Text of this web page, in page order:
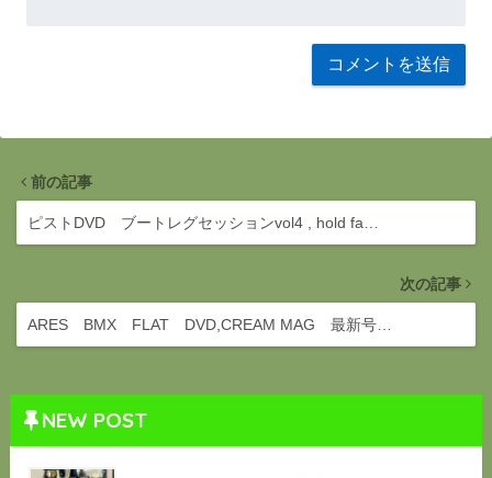
前の記事
ピストDVD ブートレグセッションvol4 , hold fa…
次の記事
ARES BMX FLAT DVD,CREAM MAG 最新号…
NEW POST